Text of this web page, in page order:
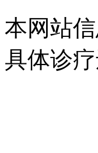
本网站
具体诊